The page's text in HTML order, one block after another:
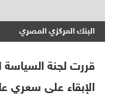
البنك المركزي المصري
قررت لجنة السياسة
الإبقاء على سعري